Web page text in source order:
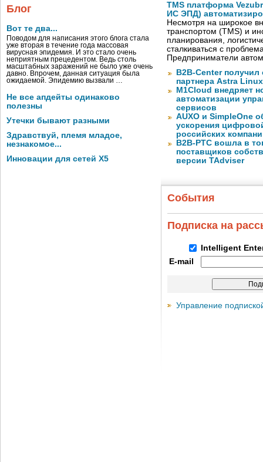
Блог
Вот те два...
Поводом для написания этого блога стала
уже вторая в течение года массовая
вирусная эпидемия. И это стало очень
неприятным прецедентом. Ведь столь
масштабных заражений не было уже очень
давно. Впрочем, данная ситуация была
ожидаемой. Эпидемию вызвали …
Не все апдейты одинаково
полезны
Утечки бывают разными
Здравствуй, племя младое,
незнакомое...
Инновации для сетей X5
TMS платформа
ИС ЭПД)
Несмотря на широкое
транспортом (TMS) и
планирования,
сталкиваться с
Предприниматели
B2B-Center получил
партнера Astra Linux
M1Cloud внедряет
автоматизации
сервисов
AUXO и SimpleOne
ускорения
российских
B2B-РТС вошла в
поставщиков
версии TAdviser
События
Подписка на
Intelligent
E-mail
Управление